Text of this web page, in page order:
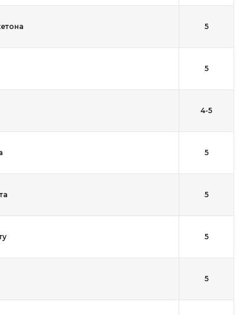
5
5
4-5
5
5
5
5